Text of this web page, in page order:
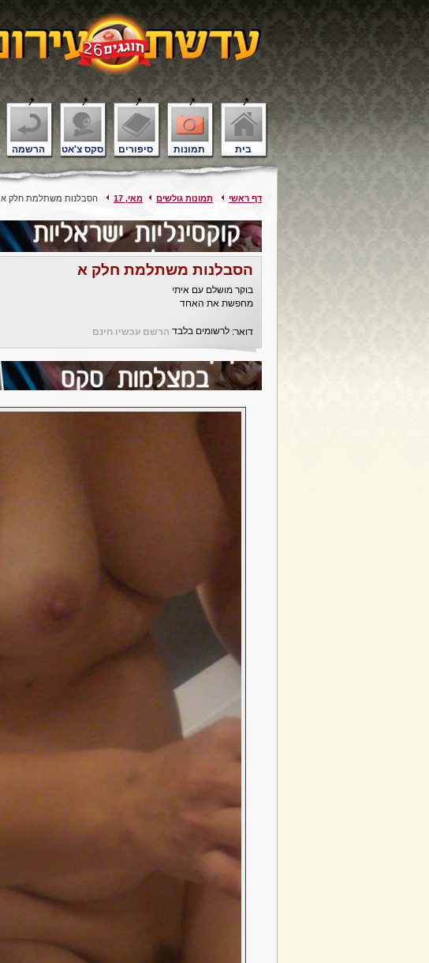
בית תמונות סיפורים סקס צ'אט הרשמה
דף ראשי תמונות גולשים מאי, 17 הסבלנות משתלמת חלק א
הסבלנות משתלמת חלק א
בוקר מושלם עם איתי
מחפשת את האחד
דואר: לרשומים בלבד הרשם עכשיו חינם